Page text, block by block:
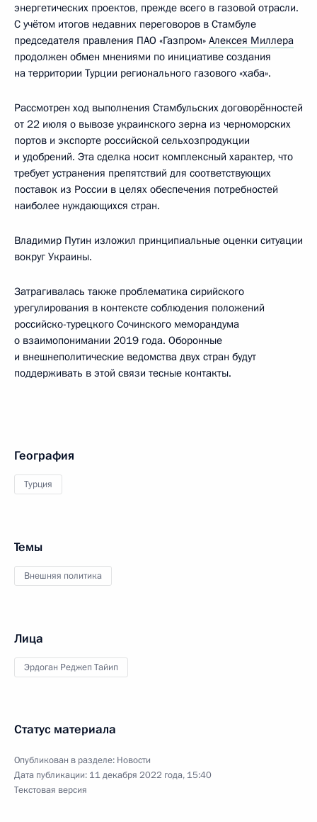
энергетических проектов, прежде всего в газовой отрасли.
С учётом итогов недавних переговоров в Стамбуле
председателя правления ПАО «Газпром» Алексея Миллера
продолжен обмен мнениями по инициативе создания
на территории Турции регионального газового «хаба».
Рассмотрен ход выполнения Стамбульских договорённостей
от 22 июля о вывозе украинского зерна из черноморских
портов и экспорте российской сельхозпродукции
и удобрений. Эта сделка носит комплексный характер, что
требует устранения препятствий для соответствующих
поставок из России в целях обеспечения потребностей
наиболее нуждающихся стран.
Владимир Путин изложил принципиальные оценки ситуации
вокруг Украины.
Затрагивалась также проблематика сирийского
урегулирования в контексте соблюдения положений
российско-турецкого Сочинского меморандума
о взаимопонимании 2019 года. Оборонные
и внешнеполитические ведомства двух стран будут
поддерживать в этой связи тесные контакты.
География
Турция
Темы
Внешняя политика
Лица
Эрдоган Реджеп Тайип
Статус материала
Опубликован в разделе: Новости
Дата публикации: 11 декабря 2022 года, 15:40
Текстовая версия